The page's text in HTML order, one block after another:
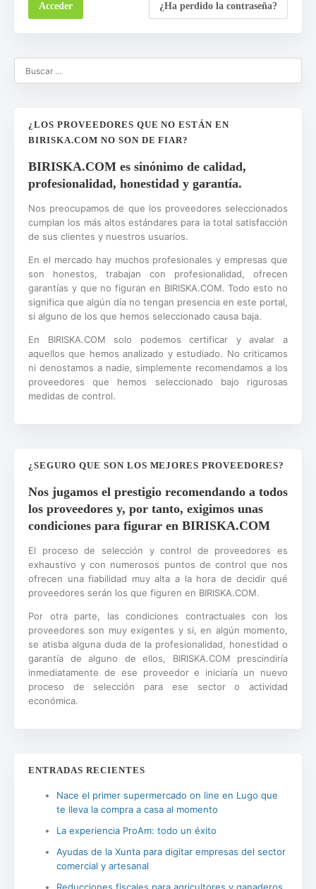
¿Ha perdido la contraseña?
¿LOS PROVEEDORES QUE NO ESTÁN EN
BIRISKA.COM NO SON DE FIAR?
BIRISKA.COM es sinónimo de calidad,
profesionalidad, honestidad y garantía.
Nos preocupamos de que los proveedores seleccionados
cumplan los más altos estándares para la total satisfacción
de sus clientes y nuestros usuarios.
En el mercado hay muchos profesionales y empresas que
son honestos, trabajan con profesionalidad, ofrecen
garantías y que no figuran en BIRISKA.COM. Todo esto no
significa que algún día no tengan presencia en este portal,
si alguno de los que hemos seleccionado causa baja.
En BIRISKA.COM solo podemos certificar y avalar a
aquellos que hemos analizado y estudiado. No criticamos
ni denostamos a nadie, simplemente recomendamos a los
proveedores que hemos seleccionado bajo rigurosas
medidas de control.
¿SEGURO QUE SON LOS MEJORES PROVEEDORES?
Nos jugamos el prestigio recomendando a todos
los proveedores y, por tanto, exigimos unas
condiciones para figurar en BIRISKA.COM
El proceso de selección y control de proveedores es
exhaustivo y con numerosos puntos de control que nos
ofrecen una fiabilidad muy alta a la hora de decidir qué
proveedores serán los que figuren en BIRISKA.COM.
Por otra parte, las condiciones contractuales con los
proveedores son muy exigentes y si, en algún momento,
se atisba alguna duda de la profesionalidad, honestidad o
garantía de alguno de ellos, BIRISKA.COM prescindiría
inmediatamente de ese proveedor e iniciaría un nuevo
proceso de selección para ese sector o actividad
económica.
ENTRADAS RECIENTES
Nace el primer supermercado on line en Lugo que
te lleva la compra a casa al momento
La experiencia ProAm: todo un éxito
Ayudas de la Xunta para digitar empresas del sector
comercial y artesanal